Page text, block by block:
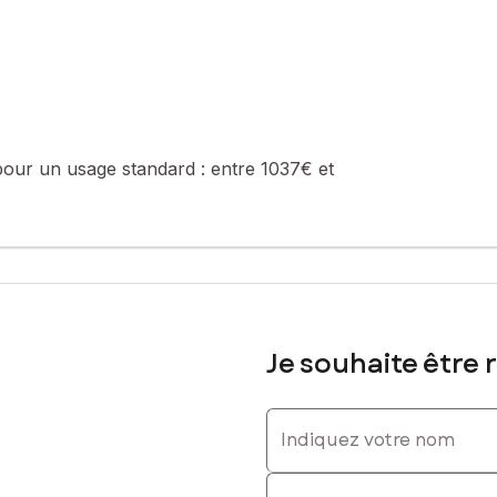
10 m², idéale pour un bureau indépendant, une chambre
disponibles sur le site Géorisques : www.georisques.gouv.fr
: 0698184587, E-mail : aurelie.chaussard@safti.fr - EI - Agent
un usage standard : entre 1037€ et
Je souhaite être
Indiquez votre nom
Indiquez votre prénom